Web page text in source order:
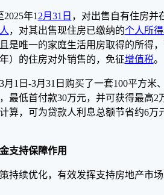
2025年1 2月31日 ，对出售自有住房并
，对其出售现住房已缴纳的个人所
是唯一的家庭生活用房取得的所得
）的住房对外销售的，免征增值税。
1日-3月31日购买了一套100平方米
最低首付款30万元，并可获得最高2
算，可为贷款人利息总额节省约6万
支持保障作用
持续优化，有效发挥支持房地产市